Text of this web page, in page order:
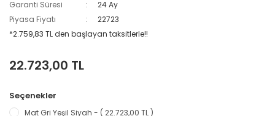
Garanti Süresi
24 Ay
Piyasa Fiyatı
22723
*2.759,83 TL den başlayan taksitlerle!!
22.723,00 TL
Seçenekler
Mat Gri Yeşil Siyah - ( 22.723,00 TL )